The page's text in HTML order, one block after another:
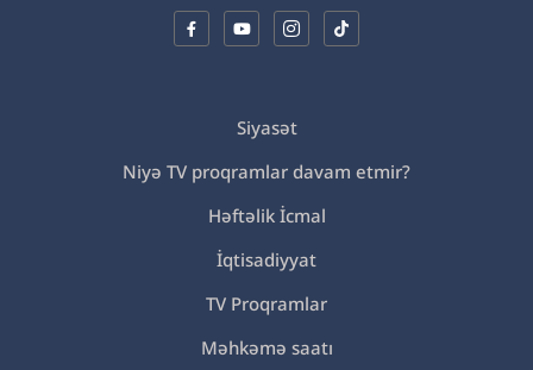
Siyasət
Niyə TV proqramlar davam etmir?
Həftəlik İcmal
İqtisadiyyat
TV Proqramlar
Məhkəmə saatı